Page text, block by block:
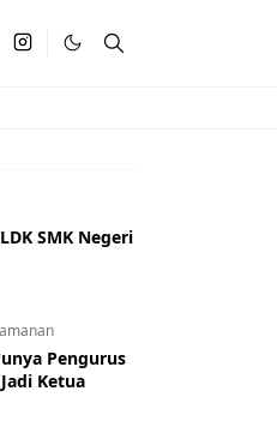
SMK Negeri
Pengurus
Ketua